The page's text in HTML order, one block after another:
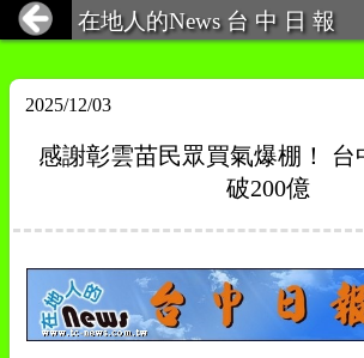
在地人的News 台 中 日 報
2025/12/03
感謝彰雲苗民眾買氣爆棚！ 台
破200億